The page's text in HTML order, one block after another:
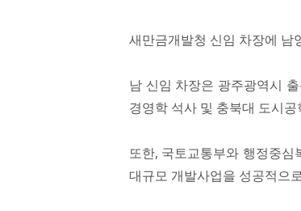
새만금개발청 신임 차장에 남
남 신임 차장은 광주광역시
경영학 석사 및 충북대 도시
또한, 국토교통부와 행정중심
대규모 개발사업을 성공적으